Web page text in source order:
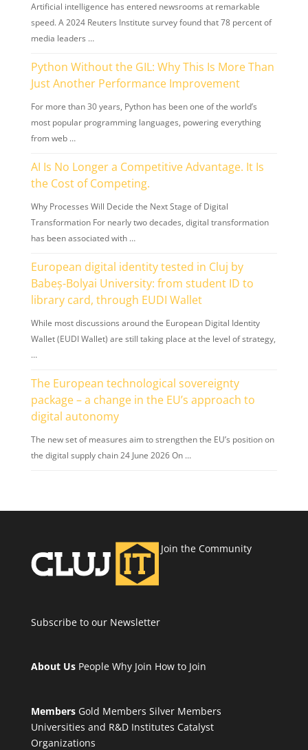
Artificial intelligence has entered newsrooms at remarkable
speed. A 2024 Reuters Institute survey found that 78 percent of
media leaders …
Python Without the GIL: Why This Is More Than
Just Another Performance Improvement
For more than 30 years, Python has been one of the world’s
most popular programming languages, powering everything
from web …
AI Is No Longer a Competitive Advantage. It Is
the Cost of Competing.
Why Processes Will Decide the Next Stage of Digital
Transformation For nearly two decades, digital transformation
has been associated with …
European digital identity tested in Cluj by
Babeș-Bolyai University: from student ID to
library card, through EUDI Wallet
While most discussions around the European Digital Identity
Wallet (EUDI Wallet) are still taking place at the level of strategy,
…
The European technological sovereignty
package – a change in the EU’s approach to
digital autonomy
The new set of measures aim to strengthen the EU’s position on
the digital supply chain 24 June 2026 On …
Join the Community
Subscribe to our Newsletter
About Us People Why Join How to Join
Members Gold Members Silver Members
Universities and R&D Institutes Catalyst
Organizations